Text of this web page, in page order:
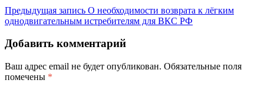
Предыдущая запись О необходимости возврата к лёгким
однодвигательным истребителям для ВКС РФ
Добавить комментарий
Ваш адрес email не будет опубликован. Обязательные поля
помечены *